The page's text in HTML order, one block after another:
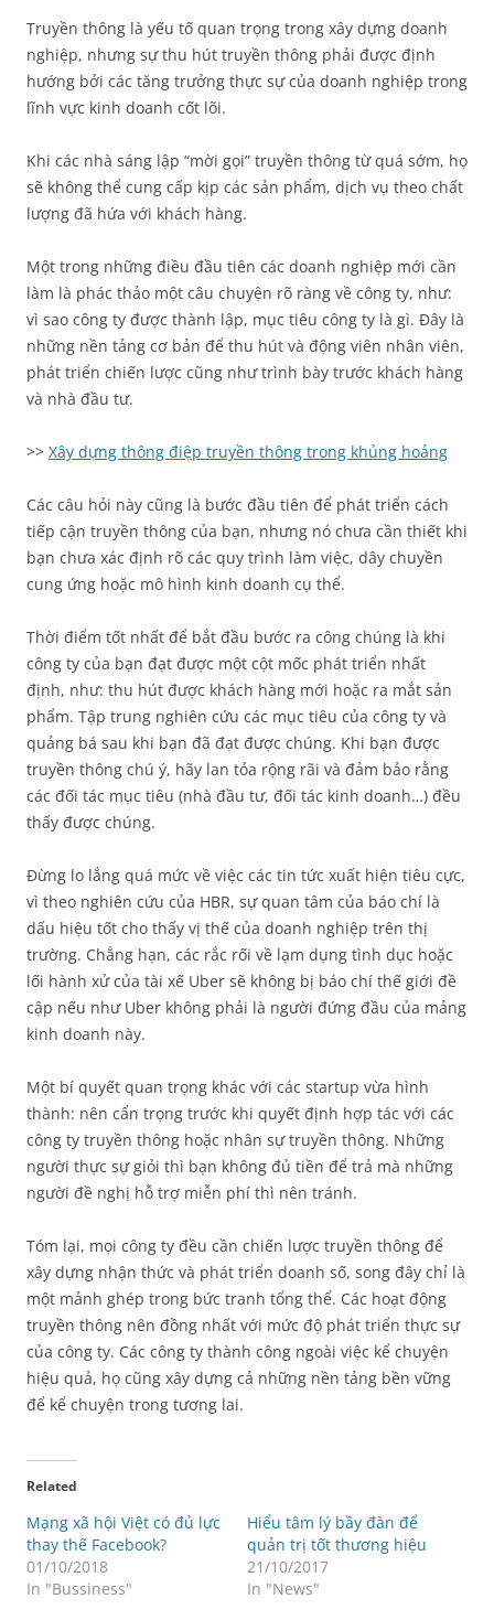
Truyền thông là yếu tố quan trọng trong xây dựng doanh
nghiệp, nhưng sự thu hút truyền thông phải được định
hướng bởi các tăng trưởng thực sự của doanh nghiệp trong
lĩnh vực kinh doanh cốt lõi.
Khi các nhà sáng lập “mời gọi” truyền thông từ quá sớm, họ
sẽ không thể cung cấp kịp các sản phẩm, dịch vụ theo chất
lượng đã hứa với khách hàng.
Một trong những điều đầu tiên các doanh nghiệp mới cần
làm là phác thảo một câu chuyện rõ ràng về công ty, như:
vì sao công ty được thành lập, mục tiêu công ty là gì. Đây là
những nền tảng cơ bản để thu hút và động viên nhân viên,
phát triển chiến lược cũng như trình bày trước khách hàng
và nhà đầu tư.
>> Xây dựng thông điệp truyền thông trong khủng hoảng
Các câu hỏi này cũng là bước đầu tiên để phát triển cách
tiếp cận truyền thông của bạn, nhưng nó chưa cần thiết khi
bạn chưa xác định rõ các quy trình làm việc, dây chuyền
cung ứng hoặc mô hình kinh doanh cụ thể.
Thời điểm tốt nhất để bắt đầu bước ra công chúng là khi
công ty của bạn đạt được một cột mốc phát triển nhất
định, như: thu hút được khách hàng mới hoặc ra mắt sản
phẩm. Tập trung nghiên cứu các mục tiêu của công ty và
quảng bá sau khi bạn đã đạt được chúng. Khi bạn được
truyền thông chú ý, hãy lan tỏa rộng rãi và đảm bảo rằng
các đối tác mục tiêu (nhà đầu tư, đối tác kinh doanh…) đều
thấy được chúng.
Đừng lo lắng quá mức về việc các tin tức xuất hiện tiêu cực,
vì theo nghiên cứu của HBR, sự quan tâm của báo chí là
dấu hiệu tốt cho thấy vị thế của doanh nghiệp trên thị
trường. Chẳng hạn, các rắc rối về lạm dụng tình dục hoặc
lối hành xử của tài xế Uber sẽ không bị báo chí thế giới đề
cập nếu như Uber không phải là người đứng đầu của mảng
kinh doanh này.
Một bí quyết quan trọng khác với các startup vừa hình
thành: nên cẩn trọng trước khi quyết định hợp tác với các
công ty truyền thông hoặc nhân sự truyền thông. Những
người thực sự giỏi thì bạn không đủ tiền để trả mà những
người đề nghị hỗ trợ miễn phí thì nên tránh.
Tóm lại, mọi công ty đều cần chiến lược truyền thông để
xây dựng nhận thức và phát triển doanh số, song đây chỉ là
một mảnh ghép trong bức tranh tổng thể. Các hoạt động
truyền thông nên đồng nhất với mức độ phát triển thực sự
của công ty. Các công ty thành công ngoài việc kể chuyện
hiệu quả, họ cũng xây dựng cả những nền tảng bền vững
để kể chuyện trong tương lai.
Related
Mạng xã hội Việt có đủ lực
thay thế Facebook?
01/10/2018
In "Bussiness"
Hiểu tâm lý bầy đàn để
quản trị tốt thương hiệu
21/10/2017
In "News"